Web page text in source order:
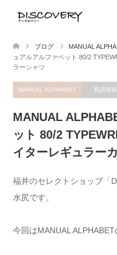
ブログ MANUAL
ュアルアルファベット 80/2
ラーシャツ
MANUAL ALPHABET 商品情報
MANUAL
ット 80/2
イターレギュラー
福井のセレクトショップ「
水尻です。
今回はMANUAL ALPHABET